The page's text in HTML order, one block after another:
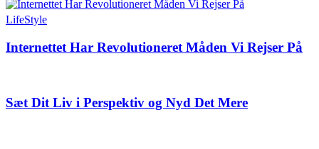
LifeStyle
Internettet Har Revolutioneret Måden Vi Rejser På
Sæt Dit Liv i Perspektiv og Nyd Det Mere